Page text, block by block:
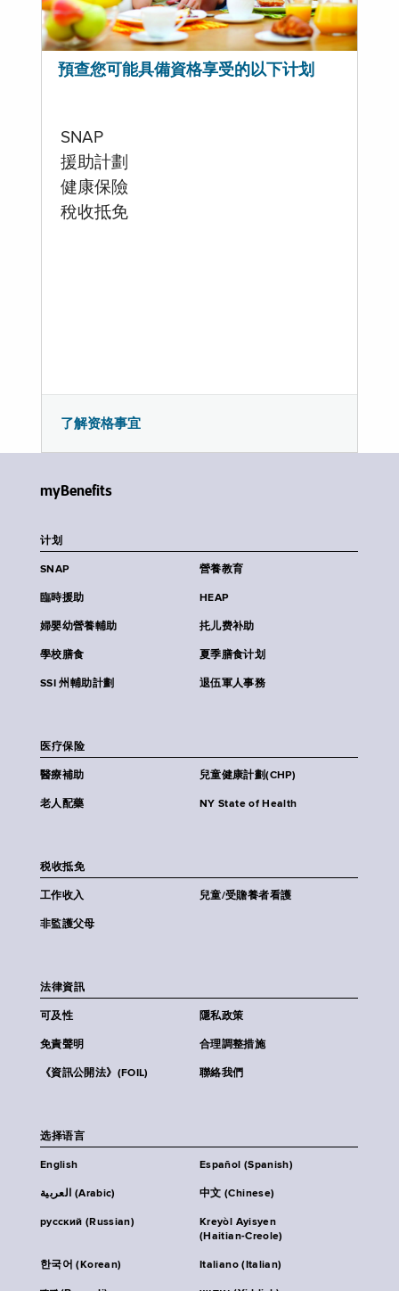
預查您可能具備資格享受的以下计划
SNAP
援助計劃
健康保險
稅收抵免
了解资格事宜
myBenefits
计划
SNAP 營養教育
臨時援助 HEAP
婦嬰幼營養輔助 扥儿费补助
學校膳食 夏季膳食计划
SSI 州輔助計劃 退伍軍人事務
医疗保险
醫療補助 兒童健康計劃(CHP)
老人配藥 NY State of Health
税收抵免
工作收入 兒童/受贍養者看護
非監護父母
法律資訊
可及性 隱私政策
免責聲明 合理調整措施
《資訊公開法》(FOIL) 聯絡我們
选择语言
English Español (Spanish)
العربية (Arabic) 中文 (Chinese)
русский (Russian)
Kreyòl Ayisyen
(Haitian-Creole)
한국어 (Korean) Italiano (Italian)